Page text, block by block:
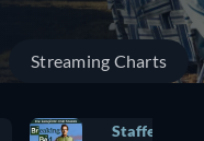
Streaming Charts
Staffel 1